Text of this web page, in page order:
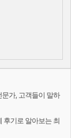
가, 고객들이 말하
후기로 알아보는 최